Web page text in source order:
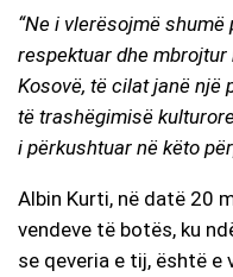
“Ne i vlerësojmë
respektuar dhe
Kosovë, të cilat janë një
të trashëgimisë
i përkushtuar në këto
Albin Kurti, në datë 20
vendeve të botës, ku
se qeveria e tij, është